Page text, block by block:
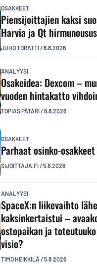
OSAKKEET
Piensijoittajien kaksi
Harvia ja Qt
JUHO TORATTI/6.8.2026
ANALYYSI
Osakeidea: Dexcom –
vuoden hintakatto
TOPIAS PÄTÄRI/6.8.2026
OSAKKEET
Parhaat osinko-
SIJOITTAJA.FI/5.8.2026
ANALYYSI
SpaceX:n liikevaihto
kaksinkertaistui –
ostopaikan ja
visio?
TIMO HEIKKILÄ /5.8.2026